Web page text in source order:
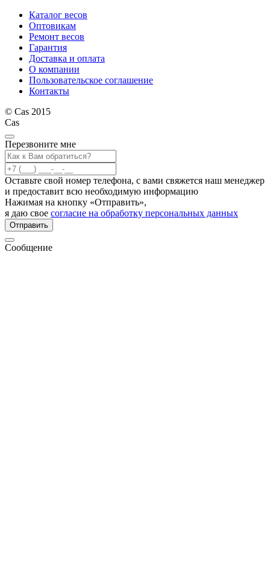
Каталог весов
Оптовикам
Ремонт весов
Гарантия
Доставка и оплата
О компании
Пользовательское соглашение
Контакты
© Cas 2015
Cas
Перезвоните мне
Оставьте свой номер телефона, с вами свяжется наш менеджер
и предоставит всю необходимую информацию
Нажимая на кнопку «Отправить»,
я даю свое согласие на обработку персональных данных
Отправить
Сообщение